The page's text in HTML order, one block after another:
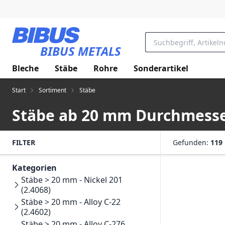
BIBUS METALS
Bleche Stäbe Rohre Sonderartikel
Start Sortiment Stäbe
Stäbe ab 20 mm
FILTER
Kategorien
Stäbe > 20 mm - Nickel 201
(2.4068)
Stäbe > 20 mm - Alloy C-22
(2.4602)
Gefunden: 119